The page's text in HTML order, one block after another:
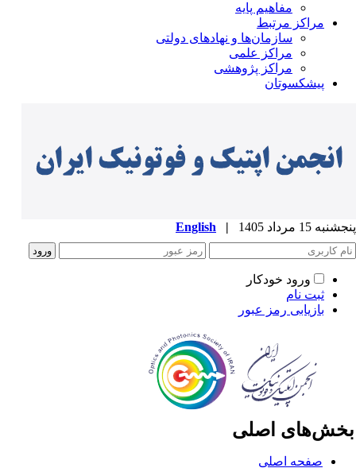
مفاهیم پایه
مراکز مرتبط
سازمان‌ها و نهادهای دولتی
مراکز علمی
مراکز پژوهشی
پیشکسوتان
15 مرداد 1405 |
English
ورود خودکار
ثبت نام
بازیابی رمز عبور
اصلی
صفحه اصلی